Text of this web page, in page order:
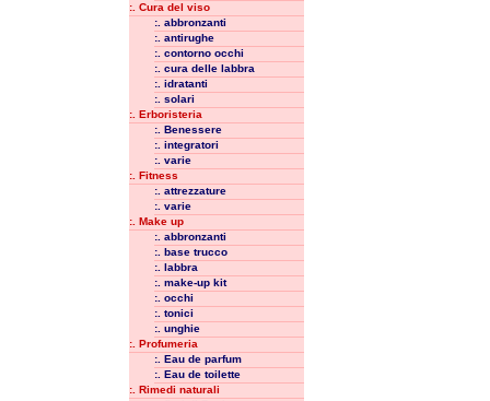
:. Cura del viso
:. abbronzanti
:. antirughe
:. contorno occhi
:. cura delle labbra
:. idratanti
:. solari
:. Erboristeria
:. Benessere
:. integratori
:. varie
:. Fitness
:. attrezzature
:. varie
:. Make up
:. abbronzanti
:. base trucco
:. labbra
:. make-up kit
:. occhi
:. tonici
:. unghie
:. Profumeria
:. Eau de parfum
:. Eau de toilette
:. Rimedi naturali